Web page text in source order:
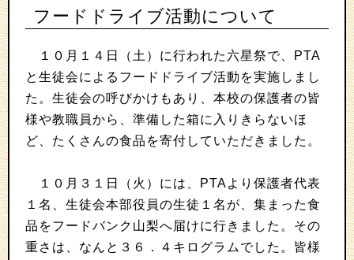
フードドライブ活動について
１０月１４日（土）に行われた六星祭で、PTA
と生徒会によるフードドライブ活動を実施しまし
た。生徒会の呼びかけもあり、本校の保護者の皆
様や教職員から、準備した箱に入りきらないほ
ど、たくさんの食品を寄付していただきました。
１０月３１日（火）には、PTAより保護者代表
１名、生徒会本部役員の生徒１名が、集まった食
品をフードバンク山梨へ届けに行きました。その
重さは、なんと３６．４キログラムでした。皆様